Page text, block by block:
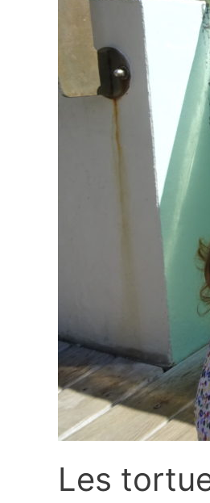
Les